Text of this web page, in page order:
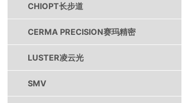
CHIOPT长步道
CERMA PRECISION赛玛精密
LUSTER凌云光
SMV